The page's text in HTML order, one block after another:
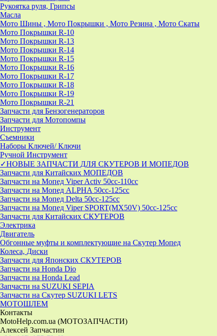
Рукоятка руля, Грипсы
Масла
Мото Шины , Мото Покрышки , Мото Резина , Мото Скаты
Мото Покрышки R-10
Мото Покрышки R-13
Мото Покрышки R-14
Мото Покрышки R-15
Мото Покрышки R-16
Мото Покрышки R-17
Мото Покрышки R-18
Мото Покрышки R-19
Мото Покрышки R-21
Запчасти для Бензогенераторов
Запчасти для Мотопомпы
Инструмент
Съемники
Наборы Ключей/ Ключи
Ручной Инструмент
✓НОВЫЕ ЗАПЧАСТИ ДЛЯ СКУТЕРОВ И МОПЕДОВ
Запчасти для Китайских МОПЕДОВ
Запчасти на Мопед Viper Activ 50cc-110cc
Запчасти на Мопед ALPHA 50cc-125cc
Запчасти на Мопед Delta 50cc-125cc
Запчасти на Мопед Viper SPORT(MX50V) 50cc-125cc
Запчасти для Китайских СКУТЕРОВ
Электрика
Двигатель
Обгонные муфты и комплектующие на Скутер Мопед
Колеса, Диски
Запчасти для Японских СКУТЕРОВ
Запчасти на Honda Dio
Запчасти на Honda Lead
Запчасти на SUZUKI SEPIA
Запчасти на Скутер SUZUKI LETS
МОТОШЛЕМ
Контакты
MotoHelp.com.ua (МОТОЗАПЧАСТИ)
Алексей Запчастин